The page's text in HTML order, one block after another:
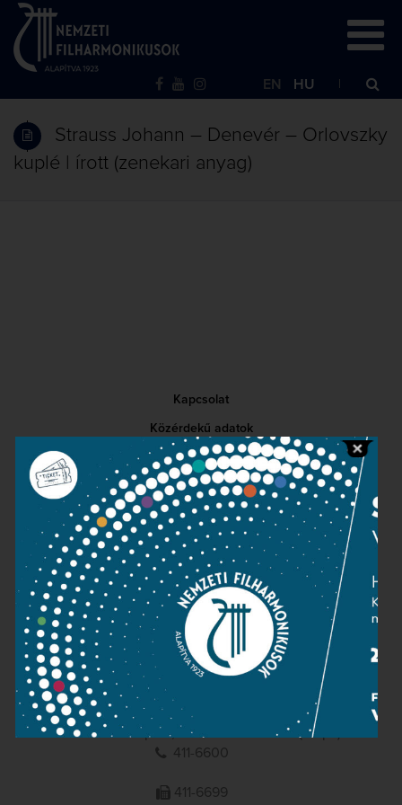
EN HU
Strauss Johann – Denevér – Orlovszky
kuplé | írott (zenekari anyag)
Kapcsolat
Közérdekű adatok
Sajtószoba
Adatvédelem
Impresszum
NEMZETI
FILHARMONIKUSOK
1095 Budapest, Komor Marcell u. 1. (Müpa)
411-6600
411-6699